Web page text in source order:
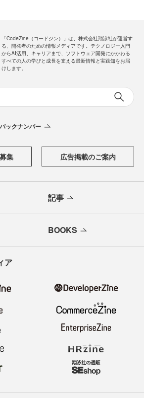
「CodeZine（コードジン）」は、株式会社翔泳社が運営す
る、開発者のための情報メディアです。テクノロジー入門
からAI活用、キャリアまで、ソフトウェア開発にかかわる
すべての人の学びと成長を支える最新情報と実践知をお届
けします。
ックナンバー
集 広告掲載のご案内
記事
BOOKS
ア